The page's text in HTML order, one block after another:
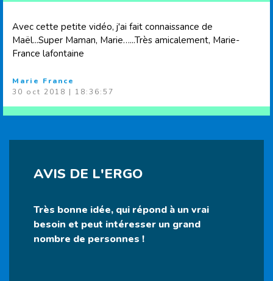
Avec cette petite vidéo, j'ai fait connaissance de
Maël...Super Maman, Marie…...Très amicalement, Marie-
France lafontaine
Marie France
30 oct 2018 | 18:36:57
AVIS DE L'ERGO
Très bonne idée, qui répond à un vrai
besoin et peut intéresser un grand
nombre de personnes !